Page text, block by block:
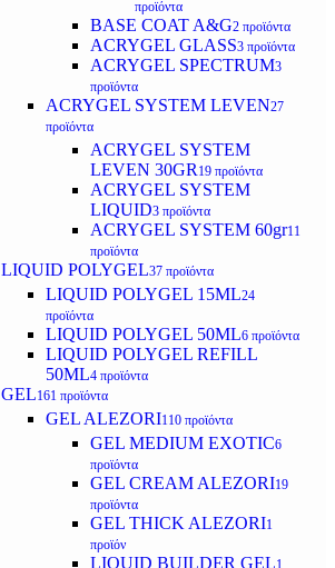
προϊόντα
BASE COAT A&G2 προϊόντα
ACRYGEL GLASS3 προϊόντα
ACRYGEL SPECTRUM3
προϊόντα
ACRYGEL SYSTEM LEVEN27
προϊόντα
ACRYGEL SYSTEM
LEVEN 30GR 19 προϊόντα
ACRYGEL SYSTEM
LIQUID3 προϊόντα
ACRYGEL SYSTEM 60gr11
προϊόντα
LIQUID POLYGEL37 προϊόντα
LIQUID POLYGEL 15ML24
προϊόντα
LIQUID POLYGEL 50ML6 προϊόντα
LIQUID POLYGEL REFILL
50ML4 προϊόντα
GEL161 προϊόντα
GEL ALEZORI110 προϊόντα
GEL MEDIUM EXOTIC6
προϊόντα
GEL CREAM ALEZORI19
προϊόντα
GEL THICK ALEZORI1
προϊόν
LIQUID BUILDER GEL1